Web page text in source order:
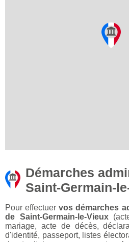
Démarches
Saint-Germain-
Pour effectuervos démarches
de Saint-Germain-le-Vieux
mariage, acte de décès,
d'identité, passeport, listes